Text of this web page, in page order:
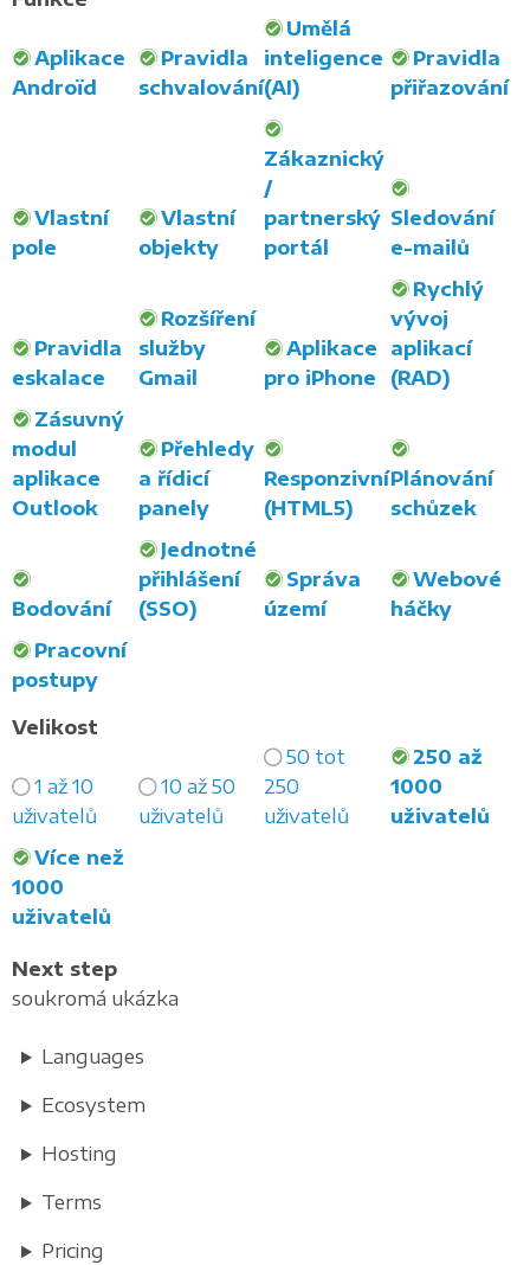
Aplikace
Androïd
Pravidla
schvalování
Umělá
inteligence
(AI)
Pravidla
přiřazování
Vlastní
pole
Vlastní
objekty
Zákaznický
/
partnerský
portál
Sledování
e-mailů
Pravidla
eskalace
Rozšíření
služby
Gmail
Aplikace
pro iPhone
Rychlý
vývoj
aplikací
(RAD)
Zásuvný
modul
aplikace
Outlook
Přehledy
a řídicí
panely
Responzivní
(HTML5)
Plánování
schůzek
Bodování
Jednotné
přihlášení
(SSO)
Správa
území
Webové
háčky
Pracovní
postupy
Velikost
1 až 10
uživatelů
10 až 50
uživatelů
50 tot
250
uživatelů
250 až
1000
uživatelů
Více než
1000
uživatelů
Next step
soukromá ukázka
Languages
Ecosystem
Hosting
Terms
Pricing